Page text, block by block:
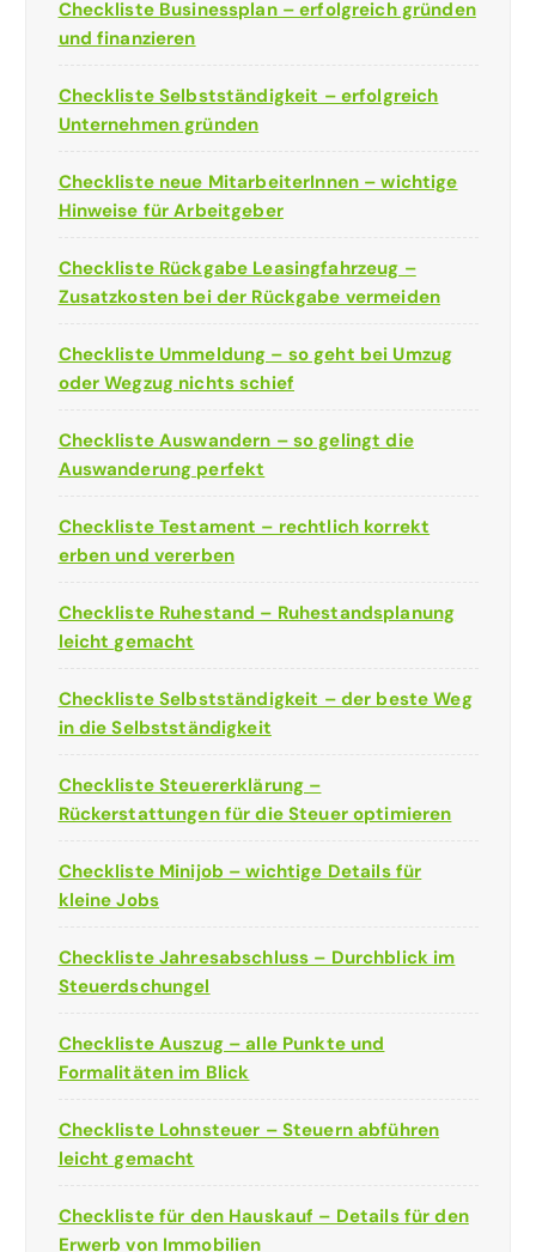
Checkliste Businessplan – erfolgreich gründen
und finanzieren
Checkliste Selbstständigkeit – erfolgreich
Unternehmen gründen
Checkliste neue MitarbeiterInnen – wichtige
Hinweise für Arbeitgeber
Checkliste Rückgabe Leasingfahrzeug –
Zusatzkosten bei der Rückgabe vermeiden
Checkliste Ummeldung – so geht bei Umzug
oder Wegzug nichts schief
Checkliste Auswandern – so gelingt die
Auswanderung perfekt
Checkliste Testament – rechtlich korrekt
erben und vererben
Checkliste Ruhestand – Ruhestandsplanung
leicht gemacht
Checkliste Selbstständigkeit – der beste Weg
in die Selbstständigkeit
Checkliste Steuererklärung –
Rückerstattungen für die Steuer optimieren
Checkliste Minijob – wichtige Details für
kleine Jobs
Checkliste Jahresabschluss – Durchblick im
Steuerdschungel
Checkliste Auszug – alle Punkte und
Formalitäten im Blick
Checkliste Lohnsteuer – Steuern abführen
leicht gemacht
Checkliste für den Hauskauf – Details für den
Erwerb von Immobilien